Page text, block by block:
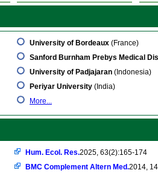
University of Bordeaux (France)
Sanford Burnham Prebys Medical
University of Padjajaran (Indonesia)
Periyar University (India)
More...
Hum. Ecol. Res.2025, 63(2):165-174
BMC Complement Altern Med.2014,